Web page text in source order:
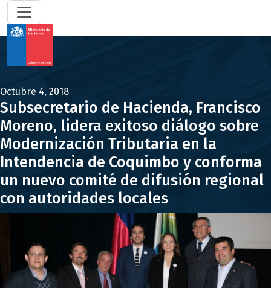
Octubre 4, 2018
Subsecretario de Hacienda, Francisco
Moreno, lidera exitoso diálogo sobre
Modernización Tributaria en la
Intendencia de Coquimbo y conforma
un nuevo comité de difusión regional
con autoridades locales